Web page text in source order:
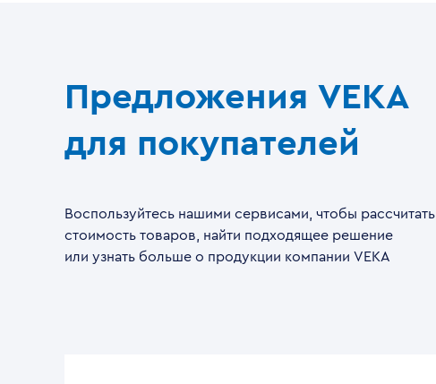
Предложения VEKA
для покупателей
Воспользуйтесь нашими сервисами, чтобы рассчитать
стоимость товаров, найти подходящее решение
или узнать больше о продукции компании VEKA